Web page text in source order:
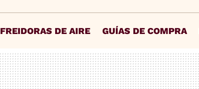
FREIDORAS DE AIRE GUÍAS DE COMPRA